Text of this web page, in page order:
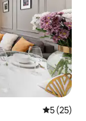
Note
5 (25)